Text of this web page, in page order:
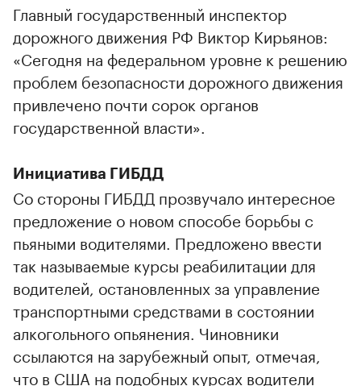
Главный государственный инспектор
дорожного движения РФ Виктор Кирьянов:
«Сегодня на федеральном уровне к решению
проблем безопасности дорожного движения
привлечено почти сорок органов
государственной власти».
Инициатива ГИБДД
Со стороны ГИБДД прозвучало интересное
предложение о новом способе борьбы с
пьяными водителями. Предложено ввести
так называемые курсы реабилитации для
водителей, остановленных за управление
транспортными средствами в состоянии
алкогольного опьянения. Чиновники
ссылаются на зарубежный опыт, отмечая,
что в США на подобных курсах водители